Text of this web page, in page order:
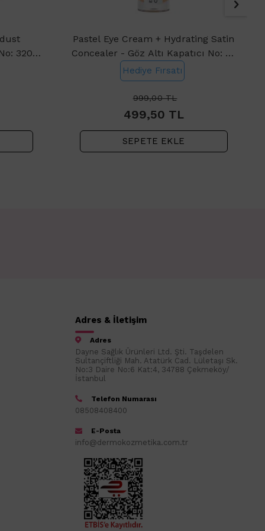
320
Pastel Eye Cream + Hydrating Satin
Concealer - Göz Altı Kapatıcı No: 63
Milkshake
Hediye Fırsatı
999,00TL
499,50 TL
SEPETE EKLE
Adres & İletişim
Adres
Dayne Sağlık Ürünleri Ltd. Şti. Taşdelen
Sultançiftliği Mah. Atatürk Cad. Lületaşı Sk.
No:3 Daire No:6 Kat:4, 34788 Çekmeköy/
İstanbul
Telefon Numarası
08508408400
E-Posta
info@dermokozmetika.com.tr